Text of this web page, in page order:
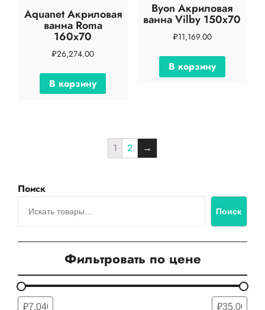
Aquanet Акриловая
ванна Roma
160х70
₽26,274.00
В корзину
Byon Акриловая
ванна Vilby 150х70
₽11,169.00
В корзину
1 2 →
Поиск
Поиск
Фильтровать по цене